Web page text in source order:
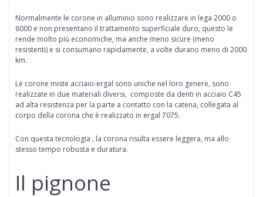
Normalmente le corone in alluminio sono realizzare in lega 2000 o
6000 e non presentano il trattamento superficiale duro, questo le
rende molto più economiche, ma anche meno sicure (meno
resistenti) e si consumano rapidamente, a volte durano meno di 2000
km.
Le corone miste acciaio-ergal sono uniche nel loro genere, sono
realizzate in due materiali diversi, composte da denti in acciaio C45
ad alta resistenza per la parte a contatto con la catena, collegata al
corpo della corona che è realizzato in ergal 7075.
Con questa tecnologia , la corona risulta essere leggera, ma allo
stesso tempo robusta e duratura.
Il pignone